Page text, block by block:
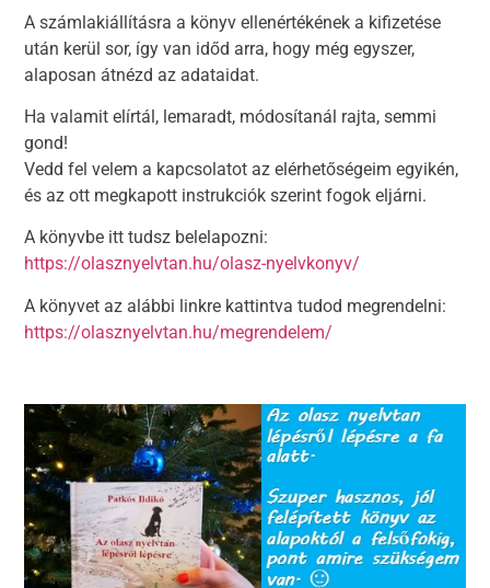
A számlakiállításra a könyv ellenértékének a kifizetése
után kerül sor, így van időd arra, hogy még egyszer,
alaposan átnézd az adataidat.
Ha valamit elírtál, lemaradt, módosítanál rajta, semmi
gond!
Vedd fel velem a kapcsolatot az elérhetőségeim egyikén,
és az ott megkapott instrukciók szerint fogok eljárni.
A könyvbe itt tudsz belelapozni:
https://olasznyelvtan.hu/olasz-nyelvkonyv/
A könyvet az alábbi linkre kattintva tudod megrendelni:
https://olasznyelvtan.hu/megrendelem/